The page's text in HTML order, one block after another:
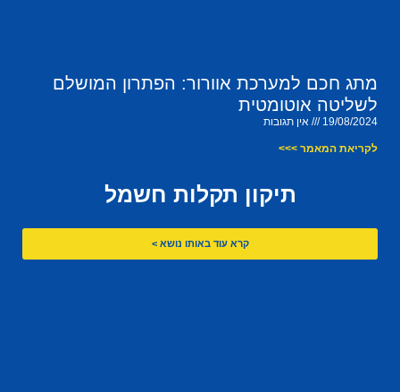
מתג חכם למערכת אוורור: הפתרון המושלם
לשליטה אוטומטית
19/08/2024 אין תגובות
לקריאת המאמר >>>
תיקון תקלות חשמל
קרא עוד באותו נושא >